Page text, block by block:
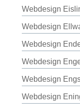
Webdesign
Webdesign
Webdesign
Webdesign
Webdesign
Webdesign